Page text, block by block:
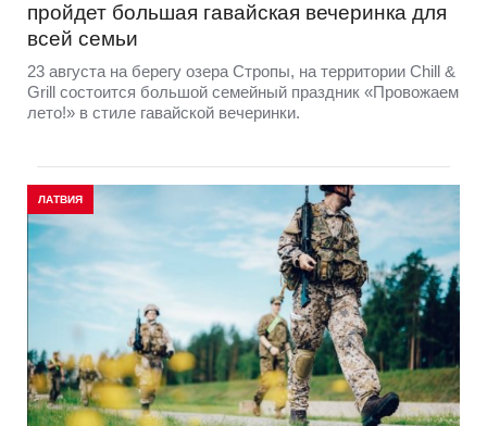
пройдет большая гавайская вечеринка для
всей семьи
23 августа на берегу озера Стропы, на территории Chill &
Grill состоится большой семейный праздник «Провожаем
лето!» в стиле гавайской вечеринки.
ЛАТВИЯ